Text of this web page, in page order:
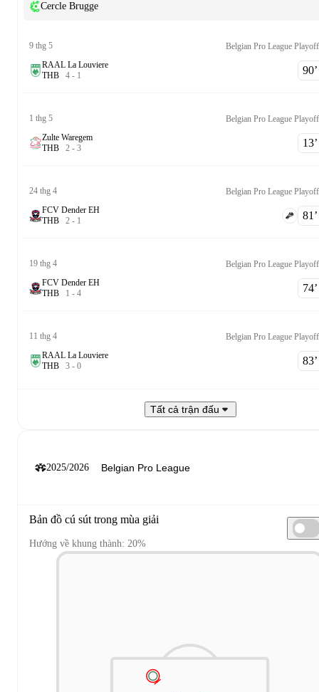
Cercle Brugge
9 thg 5
RAAL La Louviere
THB 4 - 1 90‎’‎
1 thg 5
Zulte Waregem
THB 2 - 3 13‎’‎
24 thg 4
FCV Dender EH
THB 2 - 1 81‎’‎
19 thg 4
FCV Dender EH
THB 1 - 4 74‎’‎
11 thg 4
RAAL La Louviere
THB 3 - 0 83‎’‎
Tất cả trận đấu
2025/2026
Bản đồ cú sút trong mùa giải
Hướng về khung thành: 20%